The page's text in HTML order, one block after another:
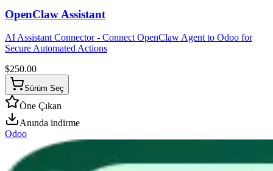
OpenClaw Assistant
AI Assistant Connector - Connect OpenClaw Agent to Odoo for
Secure Automated Actions
$250.00
Sürüm Seç
Öne Çıkan
Anında indirme
Odoo